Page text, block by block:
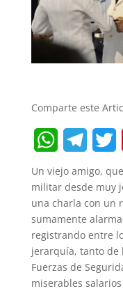
Comparte este
h
a
t
s
A
e
l
e
g
r
w
i
t
t
e
Un viejo amigo,
militar desde muy
una charla con un
sumamente
registrando entre
jerarquía, tanto de
Fuerzas de
miserables